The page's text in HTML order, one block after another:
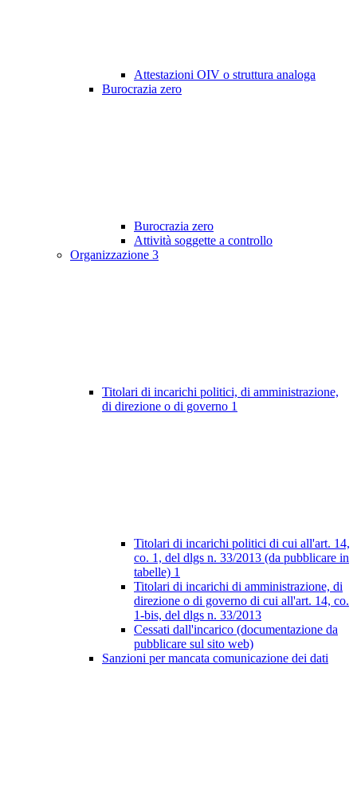
Attestazioni OIV o struttura analoga
Burocrazia zero
Burocrazia zero
Attività soggette a controllo
Organizzazione 3
Titolari di incarichi politici, di amministrazione,
di direzione o di governo 1
Titolari di incarichi politici di cui all'art. 14,
co. 1, del dlgs n. 33/2013 (da pubblicare in
tabelle) 1
Titolari di incarichi di amministrazione, di
direzione o di governo di cui all'art. 14, co.
1-bis, del dlgs n. 33/2013
Cessati dall'incarico (documentazione da
pubblicare sul sito web)
Sanzioni per mancata comunicazione dei dati